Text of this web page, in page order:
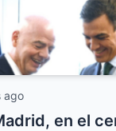
ago
en el